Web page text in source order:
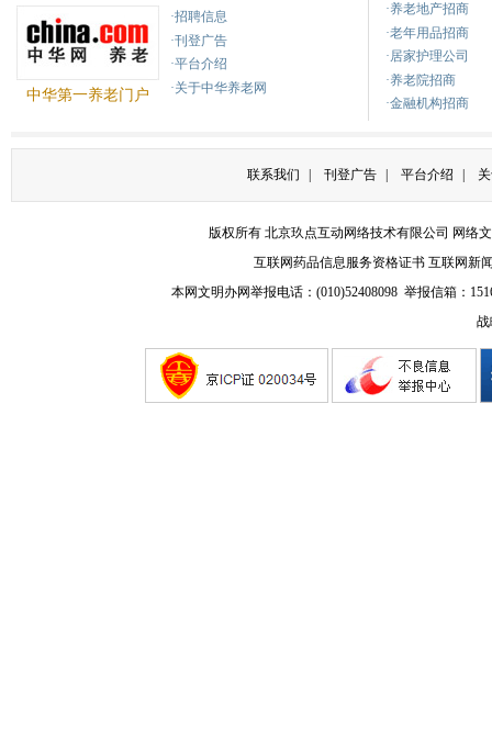
中华第一养老门户
·招聘信息
·刊登广告
·平台介绍
·关于中华养老网
·养老地产招商
·老年用品招商
·居家护理公司
·养老院招商
·金融机构招商
联系我们 刊登广告 平台介绍
版权所有 北京玖点互动网络技术有限公司 网络
互联网药品信息服务资格证书 互联网新
本网文明办网举报电话：(010)52408098 举报信箱：